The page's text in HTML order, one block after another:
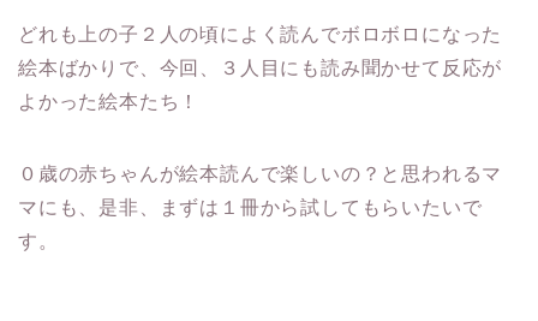
どれも上の子２人の頃によく読んでボロボロになった
絵本ばかりで、今回、３人目にも読み聞かせて反応が
よかった絵本たち！
０歳の赤ちゃんが絵本読んで楽しいの？と思われるマ
マにも、是非、まずは１冊から試してもらいたいで
す。